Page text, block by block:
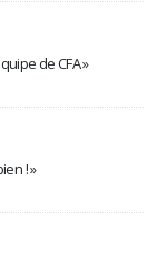
de CFA »
! »